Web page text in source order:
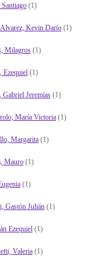
Santiago(1)
Kevin Darío(1)
Milagros(1)
Ezequiel(1)
Gabriel Jeremías(1)
María Victoria(1)
Margarita(1)
Mauro(1)
(1)
Gastón Julián(1)
Ezequiel(1)
Valeria(1)